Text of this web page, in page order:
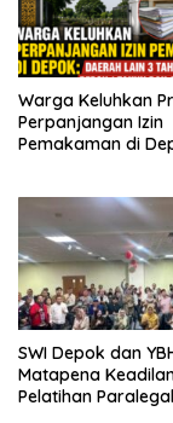
Warga Keluhkan
Perpanjangan Izin
Pemakaman di
SWI Depok dan
Matapena
Pelatihan